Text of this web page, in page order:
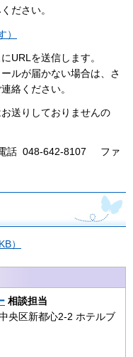
ださい。
URLを送信します。
ルが届かない場合は、さ
絡ください。
送りしておりませんの
電話 048-642-8107 ファ
）
相談担当
央区新都心2‐2 ホテルブ